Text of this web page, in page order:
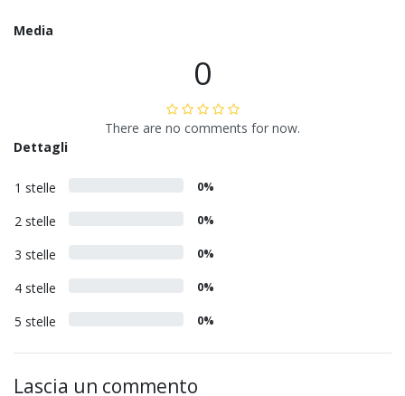
Media
0
There are no comments for now.
Dettagli
1 stelle 0%
2 stelle 0%
3 stelle 0%
4 stelle 0%
5 stelle 0%
Lascia un commento